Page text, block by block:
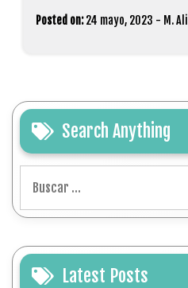
Posted on: 24 mayo, 2023 - M. Ali
Search Anything
Latest Posts